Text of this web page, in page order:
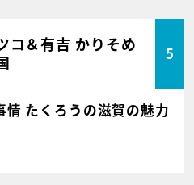
コ＆有吉 かりそめ
5
たくろうの滋賀の魅力